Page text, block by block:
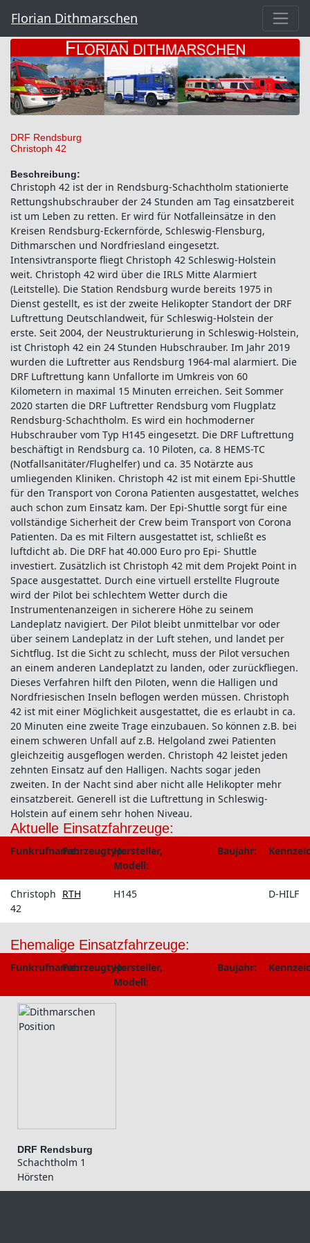
Florian Dithmarschen
DRF Rendsburg
Christoph 42
Beschreibung:
Christoph 42 ist der in Rendsburg-Schachtholm stationierte
Rettungshubschrauber der 24 Stunden am Tag einsatzbereit
ist um Leben zu retten. Er wird für Notfalleinsätze in den
Kreisen Rendsburg-Eckernförde, Schleswig-Flensburg,
Dithmarschen und Nordfriesland eingesetzt.
Intensivtransporte fliegt Christoph 42 Schleswig-Holstein
weit. Christoph 42 wird über die IRLS Mitte Alarmiert
(Leitstelle). Die Station Rendsburg wurde bereits 1975 in
Dienst gestellt, es ist der zweite Helikopter Standort der DRF
Luftrettung Deutschlandweit, für Schleswig-Holstein der
erste. Seit 2004, der Neustrukturierung in Schleswig-Holstein,
ist Christoph 42 ein 24 Stunden Hubschrauber. Im Jahr 2019
wurden die Luftretter aus Rendsburg 1964-mal alarmiert. Die
DRF Luftrettung kann Unfallorte im Umkreis von 60
Kilometern in maximal 15 Minuten erreichen. Seit Sommer
2020 starten die DRF Luftretter Rendsburg vom Flugplatz
Rendsburg-Schachtholm. Es wird ein hochmoderner
Hubschrauber vom Typ H145 eingesetzt. Die DRF Luftrettung
beschäftigt in Rendsburg ca. 10 Piloten, ca. 8 HEMS-TC
(Notfallsanitäter/Flughelfer) und ca. 35 Notärzte aus
umliegenden Kliniken. Christoph 42 ist mit einem Epi-Shuttle
für den Transport von Corona Patienten ausgestattet, welches
auch schon zum Einsatz kam. Der Epi-Shuttle sorgt für eine
vollständige Sicherheit der Crew beim Transport von Corona
Patienten. Da es mit Filtern ausgestattet ist, schließt es
luftdicht ab. Die DRF hat 40.000 Euro pro Epi- Shuttle
investiert. Zusätzlich ist Christoph 42 mit dem Projekt Point in
Space ausgestattet. Durch eine virtuell erstellte Flugroute
wird der Pilot bei schlechtem Wetter durch die
Instrumentenanzeigen in sicherere Höhe zu seinem
Landeplatz navigiert. Der Pilot bleibt unmittelbar vor oder
über seinem Landeplatz in der Luft stehen, und landet per
Sichtflug. Ist die Sicht zu schlecht, muss der Pilot versuchen
an einem anderen Landeplatzt zu landen, oder zurückfliegen.
Dieses Verfahren hilft den Piloten, wenn die Halligen und
Nordfriesischen Inseln beflogen werden müssen. Christoph
42 ist mit einer Möglichkeit ausgestattet, die es erlaubt in ca.
20 Minuten eine zweite Trage einzubauen. So können z.B. bei
einem schweren Unfall auf z.B. Helgoland zwei Patienten
gleichzeitig ausgeflogen werden. Christoph 42 leistet jeden
zehnten Einsatz auf den Halligen. Nachts sogar jeden
zweiten. In der Nacht sind aber nicht alle Helikopter mehr
einsatzbereit. Generell ist die Luftrettung in Schleswig-
Holstein auf einem sehr hohen Niveau.
Aktuelle Einsatzfahrzeuge:
Funkrufname:Fahrzeugtyp:Hersteller,
Modell:
Baujahr:
Christoph
42
RTH H145 D-HILF
Ehemalige Einsatzfahrzeuge:
Funkrufname:Fahrzeugtyp:Hersteller,
Modell:
Baujahr:
DRF Rendsburg
Schachtholm 1
Hörsten